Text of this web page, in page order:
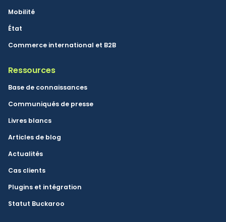
Mobilité
État
Commerce international et B2B
Ressources
Base de connaissances
Communiqués de presse
Livres blancs
Articles de blog
Actualités
Cas clients
Plugins et intégration
Statut Buckaroo